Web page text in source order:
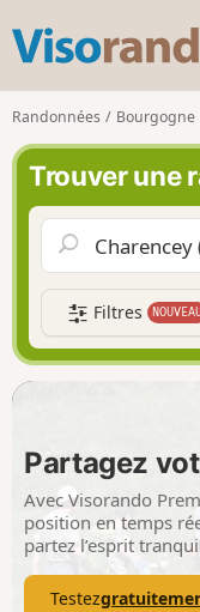
Randonnées Bourgogne
Trouver une
Filtres
Partagez
Avec Visorando
position en temps
partez l’esprit
Testez